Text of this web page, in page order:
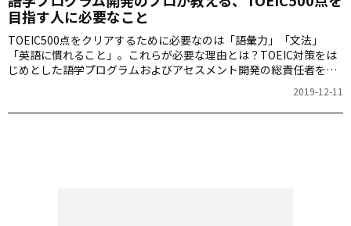
目指す人に必要なこと
TOEIC500点をクリアするために必要なのは「語彙力」「文法」
「英語に慣れること」。これらが必要な理由とは？TOEIC対策をは
じめとした語学プログラムおよびアセスメント開発の総責任者を務
2019-12-11